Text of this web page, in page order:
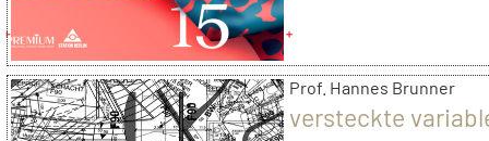
Prof. Hannes Brunner
versteckte